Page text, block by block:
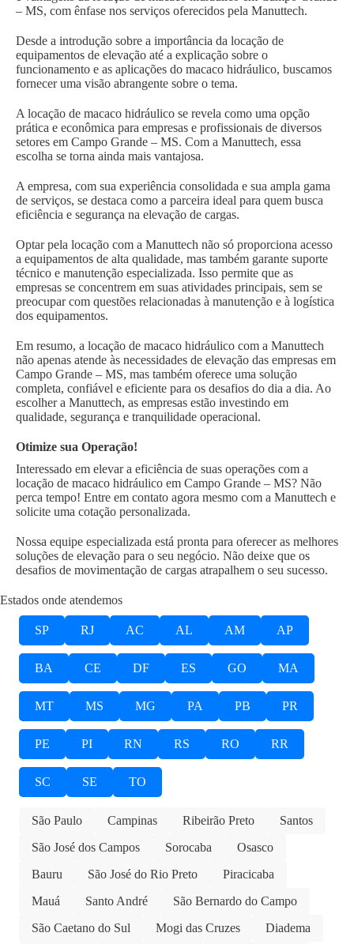
– MS, com ênfase nos serviços oferecidos pela Manuttech.
Desde a introdução sobre a importância da locação de
equipamentos de elevação até a explicação sobre o
funcionamento e as aplicações do macaco hidráulico, buscamos
fornecer uma visão abrangente sobre o tema.
A locação de macaco hidráulico se revela como uma opção
prática e econômica para empresas e profissionais de diversos
setores em Campo Grande – MS. Com a Manuttech, essa
escolha se torna ainda mais vantajosa.
A empresa, com sua experiência consolidada e sua ampla gama
de serviços, se destaca como a parceira ideal para quem busca
eficiência e segurança na elevação de cargas.
Optar pela locação com a Manuttech não só proporciona acesso
a equipamentos de alta qualidade, mas também garante suporte
técnico e manutenção especializada. Isso permite que as
empresas se concentrem em suas atividades principais, sem se
preocupar com questões relacionadas à manutenção e à logística
dos equipamentos.
Em resumo, a locação de macaco hidráulico com a Manuttech
não apenas atende às necessidades de elevação das empresas em
Campo Grande – MS, mas também oferece uma solução
completa, confiável e eficiente para os desafios do dia a dia. Ao
escolher a Manuttech, as empresas estão investindo em
qualidade, segurança e tranquilidade operacional.
Otimize sua Operação!
Interessado em elevar a eficiência de suas operações com a
locação de macaco hidráulico em Campo Grande – MS? Não
perca tempo! Entre em contato agora mesmo com a Manuttech e
solicite uma cotação personalizada.
Nossa equipe especializada está pronta para oferecer as melhores
soluções de elevação para o seu negócio. Não deixe que os
desafios de movimentação de cargas atrapalhem o seu sucesso.
Estados onde atendemos
SP RJ AC AL AM AP
BA CE DF ES GO MA
MT MS MG PA PB PR
PE PI RN RS RO RR
SC SE TO
São Paulo Campinas Ribeirão Preto
Santos
São José dos Campos
Sorocaba
Osasco
Bauru
São José do Rio Preto
Piracicaba
Mauá
Santo André
São Bernardo do Campo
São Caetano do Sul
Mogi das Cruzes
Diadema